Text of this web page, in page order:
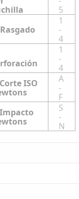
5
1
-
4
1
-
4
ISO
A
-
F
S
-
N